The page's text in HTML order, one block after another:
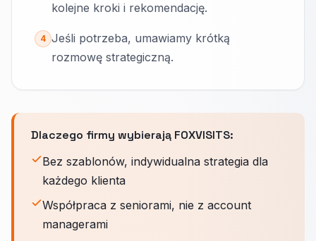
kolejne kroki i rekomendację.
4 Jeśli potrzeba, umawiamy krótką
rozmowę strategiczną.
Dlaczego firmy wybierają FOXVISITS:
Bez szablonów, indywidualna strategia dla
każdego klienta
Współpraca z seniorami, nie z account
managerami